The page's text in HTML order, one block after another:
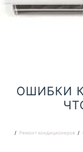
ОШИБКИ
Ремонт кондиционеров